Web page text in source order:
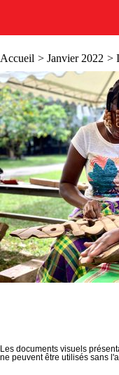
Accueil > Janvier 2022 >
Les documents visuels
ne peuvent être utilisés sans